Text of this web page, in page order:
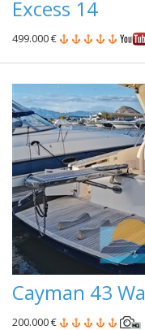
Excess 14
499.000 €
Cayman 43 Wa
200.000 €